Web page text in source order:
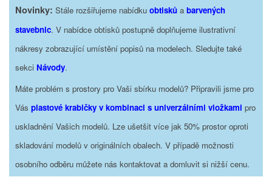
Novinky: Stále rozšiřujeme nabídku obtisků a barvených
stavebnic. V nabídce obtisků postupně doplňujeme ilustrativní
nákresy zobrazující umístění popisů na modelech. Sledujte také
sekci Návody.
Máte problém s prostory pro Vaši sbírku modelů? Připravili jsme pro
Vás plastové krabičky v kombinaci s univerzálními vložkami pro
uskladnění Vašich modelů. Lze ušetšit více jak 50% prostor oproti
skladování modelů v originálních obalech. V případě možnosti
osobního odběru můžete nás kontaktovat a domluvit si nižší cenu.